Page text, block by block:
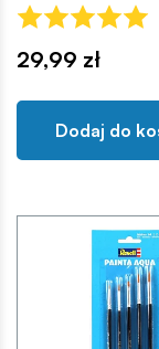
29,99 zł
Dodaj do